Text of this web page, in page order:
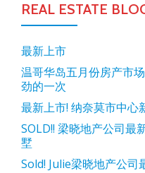
REAL ESTATE
最新上市
温哥华岛五月份房产市
劲的一次
最新上市! 纳奈莫市中心
SOLD!! 梁晓地产公司最
墅
Sold! Julie梁晓地产公司